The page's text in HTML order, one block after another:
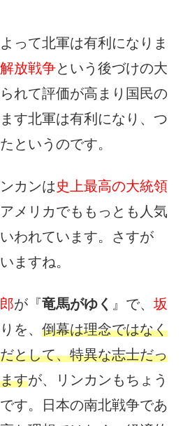
って北軍は有利になりま
放戦争という後づけの大
れて評価が高まり国民の
す北軍は有利になり、つ
というのです。
カンは史上最高の大統領
メリカでももっとも人気
われています。さすが
ますね。
が『竜馬がゆく 』で、 坂
を、 倒幕は理念ではなく
として、特異な志士だっ
すが、リンカンもちょう
す。日本の南北戦争であ